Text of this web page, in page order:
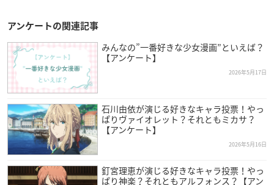
アンケートの関連記事
みんなの”一番好きな少女漫画”といえば？
【アンケート】
2026年5月17日
石川由依が演じる好きなキャラ投票！やっ
ぱりヴァイオレット？それともミカサ？
【アンケート】
2026年5月16日
釘宮理恵が演じる好きなキャラ投票！やっ
ぱり神楽？それともアルフォンス？【アン